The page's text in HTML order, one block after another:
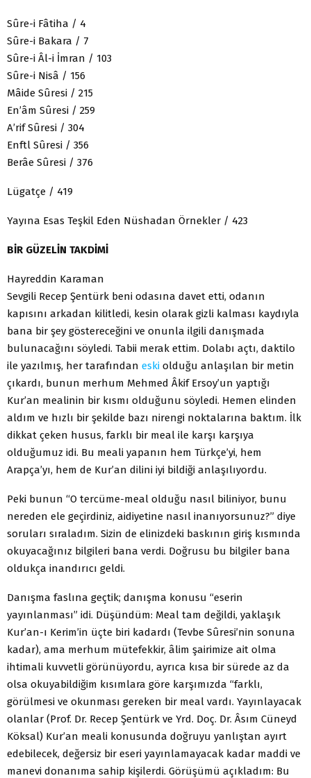
Sûre-i Fâtiha / 4
Sûre-i Bakara / 7
Sûre-i Âl-i İmran / 103
Sûre-i Nisâ / 156
Mâide Sûresi / 215
En’âm Sûresi / 259
A’rif Sûresi / 304
Enftl Sûresi / 356
Berâe Sûresi / 376
Lügatçe / 419
Yayına Esas Teşkil Eden Nüshadan Örnekler / 423
BİR GÜZELİN TAKDİMİ
Hayreddin Karaman
Sevgili Recep Şentürk beni odasına davet etti, odanın
kapısını arkadan kilitledi, kesin olarak gizli kalması kaydıyla
bana bir şey göstereceğini ve onunla ilgili danışmada
bulunacağını söyledi. Tabii merak ettim. Dolabı açtı, daktilo
ile yazılmış, her tarafından eski olduğu anlaşılan bir metin
çıkardı, bunun merhum Mehmed Âkif Ersoy’un yaptığı
Kur’an mealinin bir kısmı olduğunu söyledi. Hemen elinden
aldım ve hızlı bir şekilde bazı nirengi noktalarına baktım. İlk
dikkat çeken husus, farklı bir meal ile karşı karşıya
olduğumuz idi. Bu meali yapanın hem Türkçe’yi, hem
Arapça’yı, hem de Kur’an dilini iyi bildiği anlaşılıyordu.
Peki bunun “O tercüme-meal olduğu nasıl biliniyor, bunu
nereden ele geçirdiniz, aidiyetine nasıl inanıyorsunuz?” diye
soruları sıraladım. Sizin de elinizdeki baskının giriş kısmında
okuyacağınız bilgileri bana verdi. Doğrusu bu bilgiler bana
oldukça inandırıcı geldi.
Danışma faslına geçtik; danışma konusu “eserin
yayınlanması” idi. Düşündüm: Meal tam değildi, yaklaşık
Kur’an-ı Kerim’in üçte biri kadardı (Tevbe Sûresi’nin sonuna
kadar), ama merhum mütefekkir, âlim şairimize ait olma
ihtimali kuvvetli görünüyordu, ayrıca kısa bir sürede az da
olsa okuyabildiğim kısımlara göre karşımızda “farklı,
görülmesi ve okunması gereken bir meal vardı. Yayınlayacak
olanlar (Prof. Dr. Recep Şentürk ve Yrd. Doç. Dr. Âsım Cüneyd
Köksal) Kur’an meali konusunda doğruyu yanlıştan ayırt
edebilecek, değersiz bir eseri yayınlamayacak kadar maddi ve
manevi donanıma sahip kişilerdi. Görüşümü açıkladım: Bu